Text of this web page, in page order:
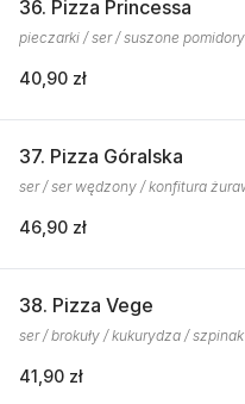
36. Pizza Princessa
pieczarki / ser / suszone
40,90 zł
37. Pizza Góralska
ser / ser wędzony / konfitura
46,90 zł
38. Pizza Vege
ser / brokuły / kukurydza /
41,90 zł